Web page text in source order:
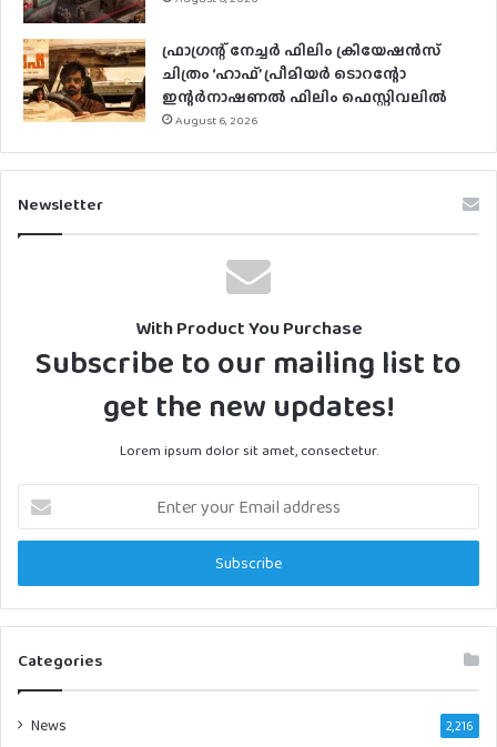
ഫ്രാഗ്രന്റ് നേച്ചര്‍ ഫിലിം ക്രിയേഷന്‍സ്
ചിത്രം ‘ഹാഫ്’ പ്രീമിയര്‍ ടൊറന്റോ
ഇന്റര്‍നാഷണല്‍ ഫിലിം ഫെസ്റ്റിവലില്‍
August 6, 2026
Newsletter
With Product You Purchase
Subscribe to our mailing list to
get the new updates!
Lorem ipsum dolor sit amet, consectetur.
Enter
your
Email
Categories
News 2,216